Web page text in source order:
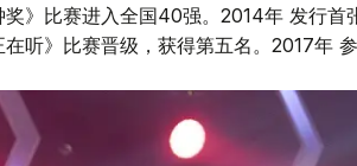
》比赛进入全国40强。2014年 发行首
听》比赛晋级，获得第五名。2017年